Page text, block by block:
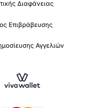
Διαφάνειας
Επιβράβευσης
Αγγελιών